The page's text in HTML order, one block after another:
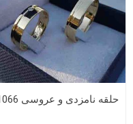
حلقه نامزدی و عروسی 21066